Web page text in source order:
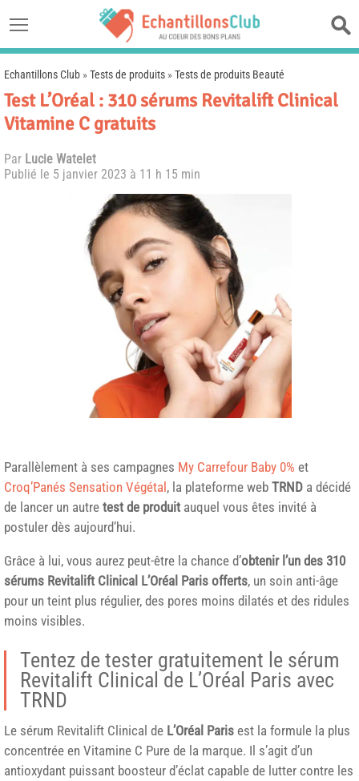
Echantillons Club »Tests de produits »Tests de produits Beauté
Test L’Oréal : 310 sérums Revitalift Clinical
Vitamine C gratuits
Par Lucie Watelet
Publié le 5 janvier 2023 à 11 h 15 min
Parallèlement à ses campagnes My Carrefour Baby 0% et
Croq’Panés Sensation Végétal, la plateforme web TRND a décidé
de lancer un autre test de produit auquel vous êtes invité à
postuler dès aujourd’hui.
Grâce à lui, vous aurez peut-être la chance d’obtenir l’un des 310
sérums Revitalift Clinical L’Oréal Paris offerts, un soin anti-âge
pour un teint plus régulier, des pores moins dilatés et des ridules
moins visibles.
Tentez de tester gratuitement le sérum
Revitalift Clinical de L’Oréal Paris avec
TRND
Le sérum Revitalift Clinical de L’Oréal Paris est la formule la plus
concentrée en Vitamine C Pure de la marque. Il s’agit d’un
antioxydant puissant boosteur d’éclat capable de lutter contre les